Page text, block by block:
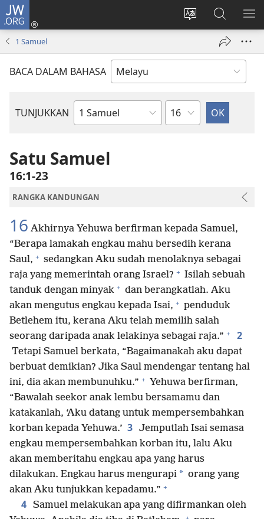
JW.ORG
Tukar
bahasa
web
Log
Masuk
baharu)
Cari
JW.ORG
1 Samuel
BACA DALAM BAHASA
TUNJUKKAN
Buku
Bab
Satu Samuel
16:1-23
RANGKA KANDUNGAN
16 Akhirnya Yehuwa berfirman kepada Samuel,
“Berapa lamakah engkau mahu bersedih kerana
Saul, + sedangkan Aku sudah menolaknya sebagai
raja yang memerintah orang Israel? + Isilah sebuah
tanduk dengan minyak + dan berangkatlah. Aku
akan mengutus engkau kepada Isai, + penduduk
Betlehem itu, kerana Aku telah memilih salah
seorang daripada anak lelakinya sebagai raja.” + 2
Tetapi Samuel berkata, “Bagaimanakah aku dapat
berbuat demikian? Jika Saul mendengar tentang hal
ini, dia akan membunuhku.” + Yehuwa berfirman,
“Bawalah seekor anak lembu bersamamu dan
katakanlah, ‘Aku datang untuk mempersembahkan
korban kepada Yehuwa.’ 3 Jemputlah Isai semasa
engkau mempersembahkan korban itu, lalu Aku
akan memberitahu engkau apa yang harus
dilakukan. Engkau harus mengurapi * orang yang
akan Aku tunjukkan kepadamu.” +
4 Samuel melakukan apa yang difirmankan oleh